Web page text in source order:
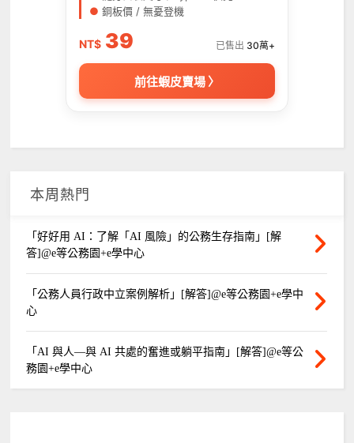
● 銅板價 / 無憂登機
NT$ 39 已售出 30萬+
前往蝦皮賣場 〉
本周熱門
「好好用 AI：了解「AI 風險」的公務生存指南」[解
答]@e等公務園+e學中心
「公務人員行政中立案例解析」[解答]@e等公務園+e學中
心
「AI 與人—與 AI 共處的奮進或躺平指南」[解答]@e等公
務園+e學中心